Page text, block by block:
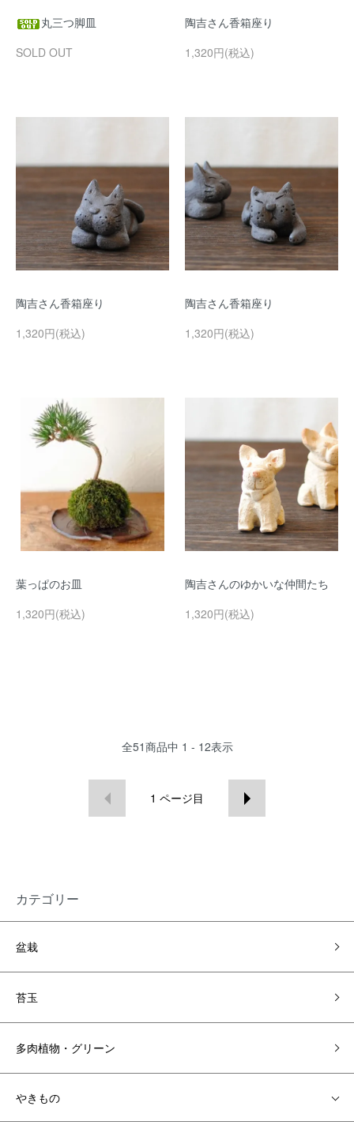
丸三つ脚皿
SOLD OUT
陶吉さん香箱座り
1,320円(税込)
陶吉さん香箱座り
1,320円(税込)
陶吉さん香箱座り
1,320円(税込)
葉っぱのお皿
1,320円(税込)
陶吉さんのゆかいな仲間たち
1,320円(税込)
全51商品中 1 - 12表示
1 ページ目
カテゴリー
盆栽
苔玉
多肉植物・グリーン
やきもの